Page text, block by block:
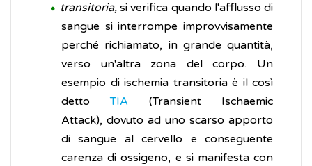
transitoria, si verifica quando l'afflusso di
sangue si interrompe improvvisamente
perché richiamato, in grande quantità,
verso un'altra zona del corpo. Un
esempio di ischemia transitoria è il così
dettoTIA (Transient Ischaemic
Attack), dovuto ad uno scarso apporto
di sangue al cervello e conseguente
carenza di ossigeno, e si manifesta con